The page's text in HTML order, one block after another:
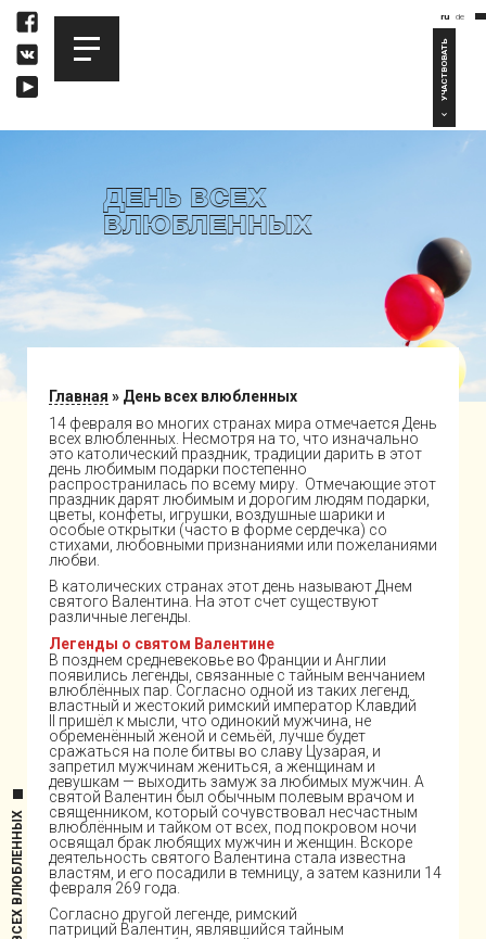
ru de
УЧАСТВОВАТЬ
ДЕНЬ ВСЕХ
ВЛЮБЛЕННЫХ
ДЕНЬ ВСЕХ ВЛЮБЛЕННЫХ
Главная » День всех влюбленных
14 февраля во многих странах мира отмечается День
всех влюбленных. Несмотря на то, что изначально
это католический праздник, традиции дарить в этот
день любимым подарки постепенно
распространилась по всему миру. Отмечающие этот
праздник дарят любимым и дорогим людям подарки,
цветы, конфеты, игрушки, воздушные шарики и
особые открытки (часто в форме сердечка) со
стихами, любовными признаниями или пожеланиями
любви.
В католических странах этот день называют Днем
святого Валентина. На этот счет существуют
различные легенды.
Легенды о святом Валентине
В позднем средневековье во Франции и Англии
появились легенды, связанные с тайным венчанием
влюблённых пар. Согласно одной из таких легенд,
властный и жестокий римский император Клавдий
II пришёл к мысли, что одинокий мужчина, не
обременённый женой и семьёй, лучше будет
сражаться на поле битвы во славу Цузарая, и
запретил мужчинам жениться, а женщинам и
девушкам — выходить замуж за любимых мужчин. А
святой Валентин был обычным полевым врачом и
священником, который сочувствовал несчастным
влюблённым и тайком от всех, под покровом ночи
освящал брак любящих мужчин и женщин. Вскоре
деятельность святого Валентина стала известна
властям, и его посадили в темницу, а затем казнили 14
февраля 269 года.
Согласно другой легенде, римский
патриций Валентин, являвшийся тайным